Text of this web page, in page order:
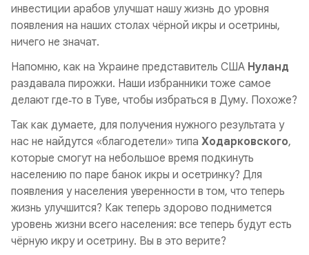
инвестиции арабов улучшат нашу жизнь до уровня
появления на наших столах чёрной икры и осетрины,
ничего не значат.
Напомню, как на Украине представитель США Нуланд
раздавала пирожки. Наши избранники тоже самое
делают где‑то в Туве, чтобы избраться в Думу. Похоже?
Так как думаете, для получения нужного результата у
нас не найдутся «благодетели» типа Ходарковского,
которые смогут на небольшое время подкинуть
населению по паре банок икры и осетринку? Для
появления у населения уверенности в том, что теперь
жизнь улучшится? Как теперь здорово поднимется
уровень жизни всего населения: все теперь будут есть
чёрную икру и осетрину. Вы в это верите?